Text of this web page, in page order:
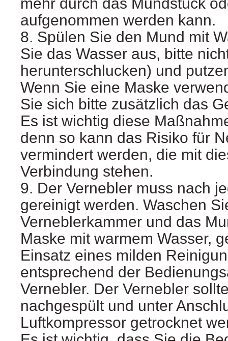
mehr durch das Mundstück
aufgenommen werden kann.
8. Spülen Sie den Mund mit
Sie das Wasser aus, bitte
herunterschlucken) und
Wenn Sie eine Maske
Sie sich bitte zusätzlich das
Es ist wichtig diese
denn so kann das Risiko für
vermindert werden, die mit
Verbindung stehen.
9. Der Vernebler muss nach
gereinigt werden. Waschen
Verneblerkammer und das
Maske mit warmem Wasser,
Einsatz eines milden
entsprechend der
Vernebler. Der Vernebler
nachgespült und unter
Luftkompressor getrocknet